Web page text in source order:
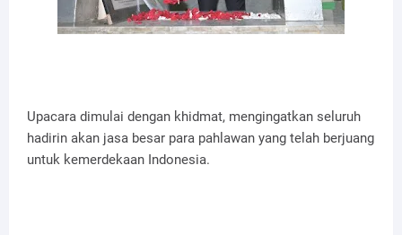
Upacara dimulai dengan khidmat, mengingatkan seluruh
hadirin akan jasa besar para pahlawan yang telah berjuang
untuk kemerdekaan Indonesia.